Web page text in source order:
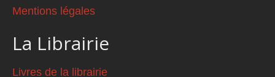
Mentions légales
La Librairie
Livres de la librairie